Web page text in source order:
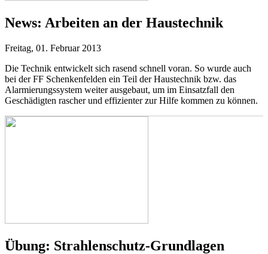
News: Arbeiten an der Haustechnik
Freitag, 01. Februar 2013
Die Technik entwickelt sich rasend schnell voran. So wurde auch
bei der FF Schenkenfelden ein Teil der Haustechnik bzw. das
Alarmierungssystem weiter ausgebaut, um im Einsatzfall den
Geschädigten rascher und effizienter zur Hilfe kommen zu können.
Übung: Strahlenschutz-Grundlagen